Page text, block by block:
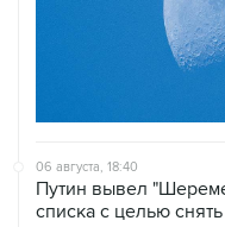
06 августа, 18:40
Путин вывел
списка с целью